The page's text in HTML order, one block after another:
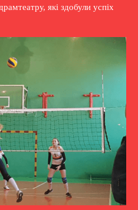
які здобули успіх